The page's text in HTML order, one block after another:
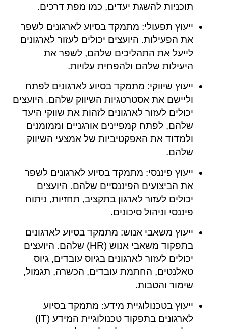
תוכניות להשגת יעדים, כמו מפת דרכים.
ייעוץ תפעולי: מתמקד בסיוע לארגונים לשפר
את הפעילות. היועצים יכולים לעזור לארגונים
לייעל את התהליכים שלהם, לשפר את
היעילות שלהם ולהפחית עלויות.
ייעוץ שיווקי: מתמקד בסיוע לארגונים לפתח
וליישם את אסטרטגיות השיווק שלהם. היועצים
יכולים לעזור לארגונים לזהות את שווקי היעד
שלהם, לפתח קמפיינים אורגניים וממומנים
ולמדוד את האפקטיביות של אמצעי השיווק
שלהם.
ייעוץ פיננסי: מתמקד בסיוע לארגונים לשפר
את הביצועים הפיננסיים שלהם. היועצים
יכולים לעזור לארגון בתקציב, תחזיות, ניתוח
פיננסי וניהול סיכונים.
ייעוץ משאבי אנוש: מתמקד בסיוע לארגונים
בתפקוד משאבי אנוש (HR) שלהם. היועצים
יכולים לעזור לארגונים בגיוס עובדים, גיוס
טאלנטים, החתמת עובדים, הכשרה, תגמול,
שימור והטבות.
ייעוץ בטכנולוגיית מידע: מתמקד בסיוע
לארגונים בתפקוד טכנולוגיית המידע (IT)